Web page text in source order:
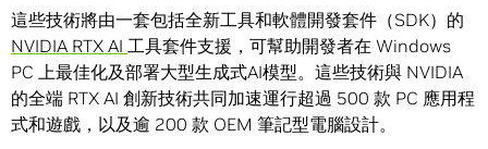
這些技術將由一套包括全新工具和軟體開發套件（SDK） 的
NVIDIA RTX AI 工具套件支援，可幫助開發者在 Windows
PC 上最佳化及部署大型生成式AI模型。這些技術與 NVIDIA
的全端 RTX AI 創新技術共同加速運行超過 500 款 PC 應用程
式和遊戲，以及逾 200 款 OEM 筆記型電腦設計。